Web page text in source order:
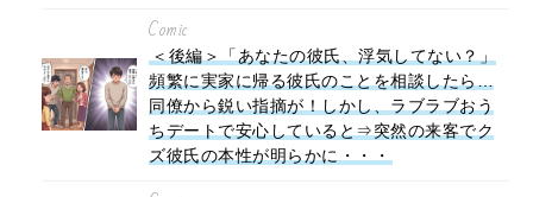
Comic
＜後編＞「あなたの彼氏、浮気してない？」
頻繁に実家に帰る彼氏のことを相談したら…
同僚から鋭い指摘が！しかし、ラブラブおう
ちデートで安心していると⇒突然の来客でク
ズ彼氏の本性が明らかに・・・